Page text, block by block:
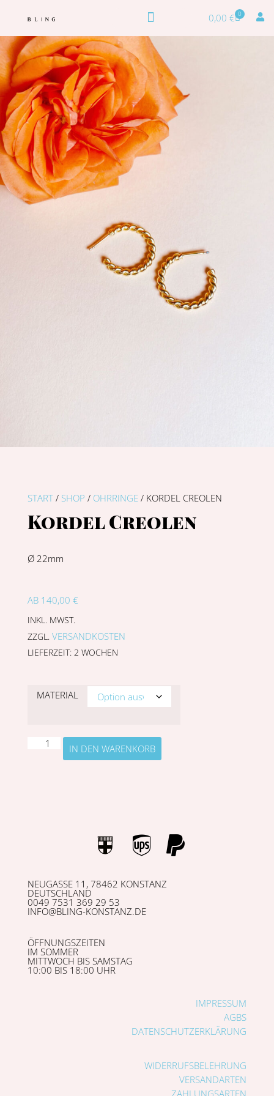
0,00€ 0
START/ SHOP / OHRRINGE/ KORDEL CREOLEN
Kordel Creolen
Ø 22mm
AB 140,00 €
INKL. MWST.
ZZGL. VERSANDKOSTEN
LIEFERZEIT: 2 WOCHEN
MATERIAL
IN DEN WARENKORB
NEUGASSE 11, 78462 KONSTANZ
DEUTSCHLAND
0049 7531 369 29 53
INFO@BLING-KONSTANZ.DE
ÖFFNUNGSZEITEN
IM SOMMER
MITTWOCH BIS SAMSTAG
10:00 BIS 18:00 UHR
IMPRESSUM
AGBS
DATENSCHUTZERKLÄRUNG
WIDERRUFSBELEHRUNG
VERSANDARTEN
ZAHLUNGSARTEN